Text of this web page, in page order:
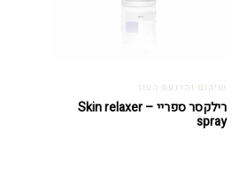
שיקום והרגעת העור
רילקסר ספריי – Skin relaxer
spray